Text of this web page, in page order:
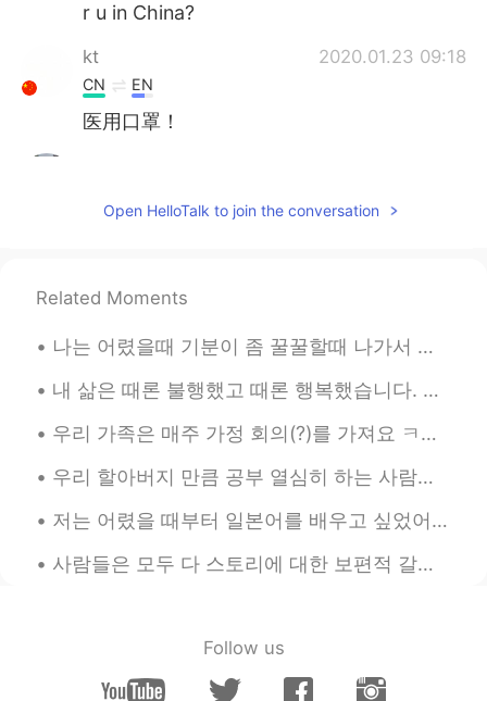
r u in China?
kt 2020.01.23 09:18
CN EN
医用口罩！
CN EN
🌀
Open HelloTalk to join the conversation
Related Moments
나는 어렸을때 기분이 좀 꿀꿀할때 나가서 공원에 그네를 자주 탔어요 이제는 드라이브하러 가고 이 두가지 행동이 아무런 관계가 없다고 생각했는데 요새 다시 그네를 찾아가는 내...
‪내 삶은 때론 불행했고 때론 행복했습니다. 삶이 한낱 꿈에 불과하다지만 그럼에도 살아서 좋았습니다.‬ ‪새벽에 쨍한 차가운 공기, 꽃이 피기 전 부는 달큰한 바람, 해질...
우리 가족은 매주 가정 회의(?)를 가져요 ㅋㅋㅋㅋ 우리 다 스케쥴이 다르기 때문에 다 같이 식사하는 것도 흔하진 않거든요 그래서 다 같이 보낼 수 있는 시간을 따로 가지는데...
우리 할아버지 만큼 공부 열심히 하는 사람을 본 적이 없어요 할아버지의 취미는 공부예요 ㅋㅋㅋ 특히 역사와 언어 공부에 관심이 많으십니다 사진에서 할아버지께서 공부용으로 사용...
저는 어렸을 때부터 일본어를 배우고 싶었어요 딱히 특별한 이유는 없었고 그냥 배워야 한다는 느낌이 들었어요 애니나 일드를 즐겨보진 않았었고 지브리 영화도 성인 되기까지 보진 ...
사람들은 모두 다 스토리에 대한 보편적 갈망을 품고 있다고 믿습니다 우리는 시간만 나면 스토리를 찾게 되죠 드라마를 시청하든가, 영화관에 가든가, 연극을 보든가, 웹툰을 읽든...
Follow us